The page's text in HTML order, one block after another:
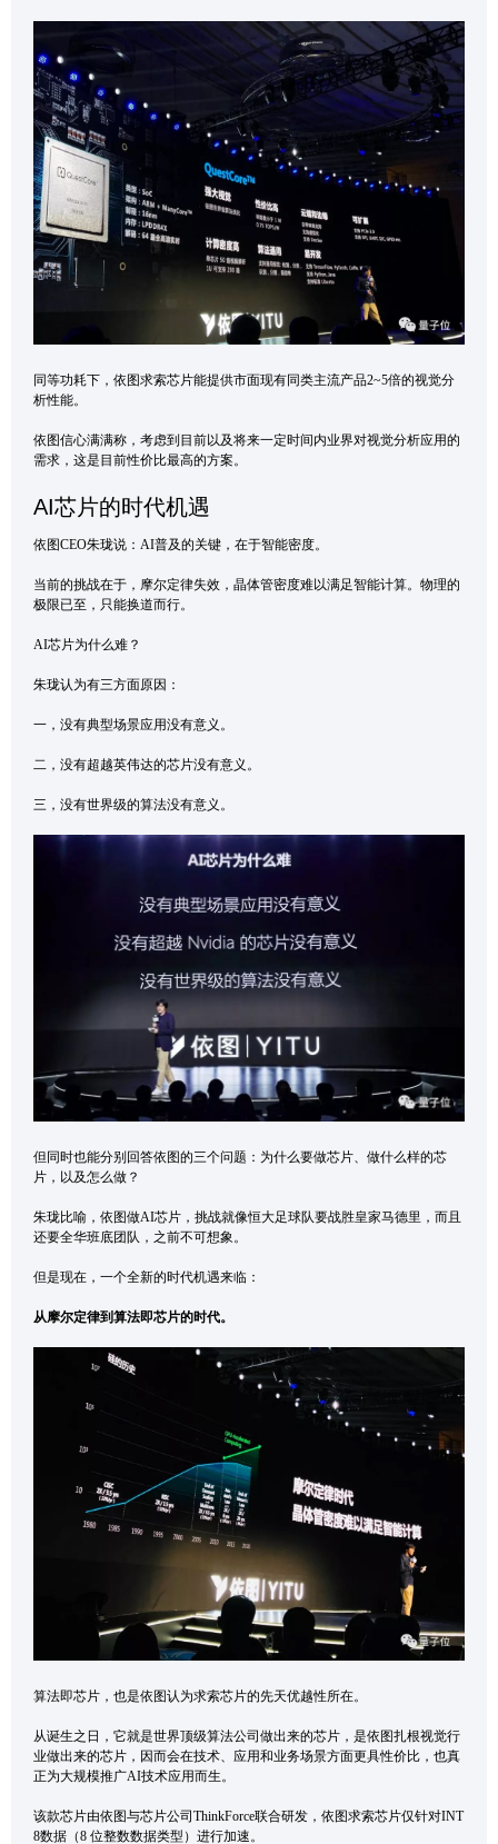
同等功耗下，依图求索芯片能提供市面现有同类主流产品2~5倍的视觉分
析性能。
依图信心满满称，考虑到目前以及将来一定时间内业界对视觉分析应用的
需求，这是目前性价比最高的方案。
AI芯片的时代机遇
依图CEO朱珑说：AI普及的关键，在于智能密度。
当前的挑战在于，摩尔定律失效，晶体管密度难以满足智能计算。物理的
极限已至，只能换道而行。
AI芯片为什么难？
朱珑认为有三方面原因：
一，没有典型场景应用没有意义。
二，没有超越英伟达的芯片没有意义。
三，没有世界级的算法没有意义。
但同时也能分别回答依图的三个问题：为什么要做芯片、做什么样的芯
片，以及怎么做？
朱珑比喻，依图做AI芯片，挑战就像恒大足球队要战胜皇家马德里，而且
还要全华班底团队，之前不可想象。
但是现在，一个全新的时代机遇来临：
从摩尔定律到算法即芯片的时代。
算法即芯片，也是依图认为求索芯片的先天优越性所在。
从诞生之日，它就是世界顶级算法公司做出来的芯片，是依图扎根视觉行
业做出来的芯片，因而会在技术、应用和业务场景方面更具性价比，也真
正为大规模推广AI技术应用而生。
该款芯片由依图与芯片公司ThinkForce联合研发，依图求索芯片仅针对INT
8数据（8 位整数数据类型）进行加速。